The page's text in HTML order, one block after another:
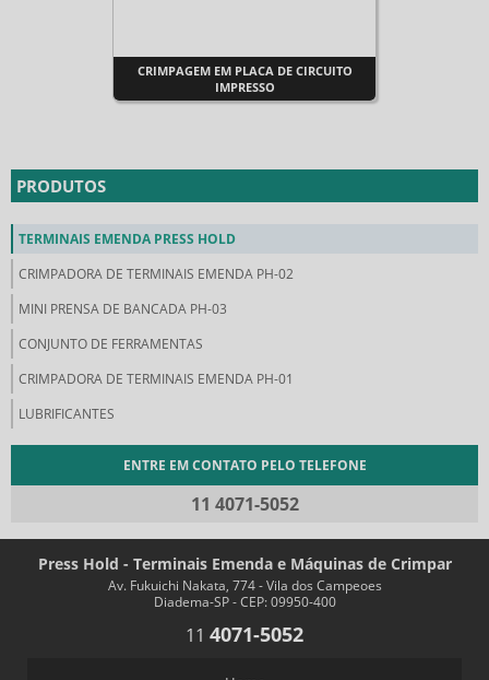
CRIMPAGEM EM PLACA DE CIRCUITO
IMPRESSO
PRODUTOS
TERMINAIS EMENDA PRESS HOLD
CRIMPADORA DE TERMINAIS EMENDA PH-02
MINI PRENSA DE BANCADA PH-03
CONJUNTO DE FERRAMENTAS
CRIMPADORA DE TERMINAIS EMENDA PH-01
LUBRIFICANTES
ENTRE EM CONTATO PELO TELEFONE
11 4071-5052
Press Hold - Terminais Emenda e Máquinas de Crimpar
Av. Fukuichi Nakata, 774 - Vila dos Campeoes
Diadema-SP - CEP: 09950-400
11 4071-5052